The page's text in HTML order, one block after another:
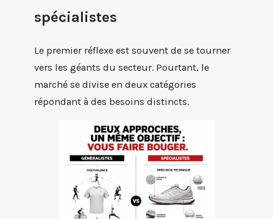
spécialistes
Le premier réflexe est souvent de se tourner
vers les géants du secteur. Pourtant, le
marché se divise en deux catégories
répondant à des besoins distincts.